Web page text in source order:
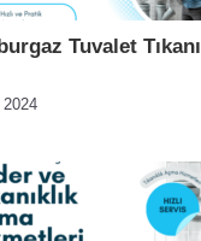
Tuvalet